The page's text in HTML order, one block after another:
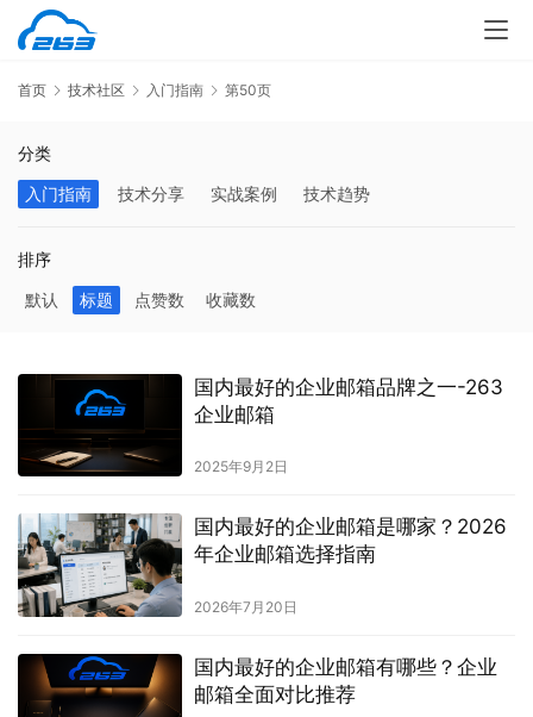
首页 技术社区 入门指南 第50页
分类
入门指南
技术分享 实战案例 技术趋势
排序
默认
标题 点赞数 收藏数
国内最好的企业邮箱品牌之一-263
企业邮箱
2025年9月2日
国内最好的企业邮箱是哪家？2026
年企业邮箱选择指南
2026年7月20日
国内最好的企业邮箱有哪些？企业
邮箱全面对比推荐